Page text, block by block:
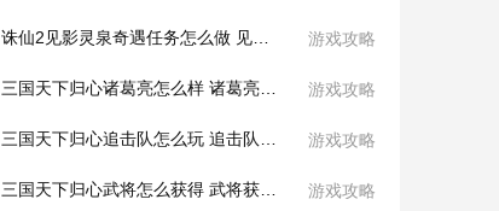
游戏攻略
游戏攻略
游戏攻略
游戏攻略